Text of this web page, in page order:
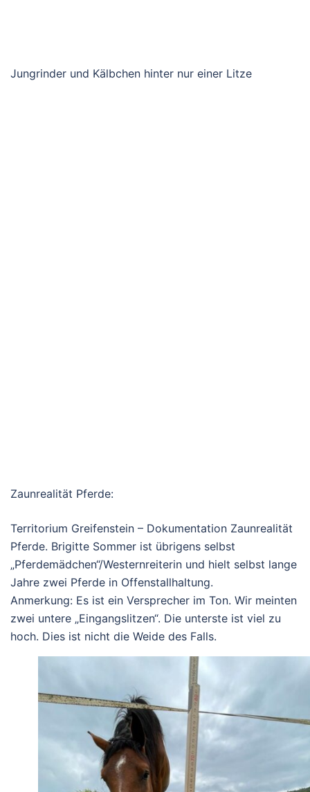
Jungrinder und Kälbchen hinter nur einer Litze
Zaunrealität Pferde:
Territorium Greifenstein – Dokumentation Zaunrealität
Pferde. Brigitte Sommer ist übrigens selbst
„Pferdemädchen“/Westernreiterin und hielt selbst lange
Jahre zwei Pferde in Offenstallhaltung.
Anmerkung: Es ist ein Versprecher im Ton. Wir meinten
zwei untere „Eingangslitzen“. Die unterste ist viel zu
hoch. Dies ist nicht die Weide des Falls.